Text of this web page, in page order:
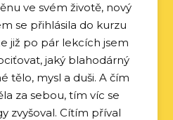
ve svém životě, nový
se přihlásila do kurzu
již po pár lekcích jsem
jaký blahodárný
tělo, mysl a duši. A čím
za sebou, tím víc se
zvyšoval. Cítím příval